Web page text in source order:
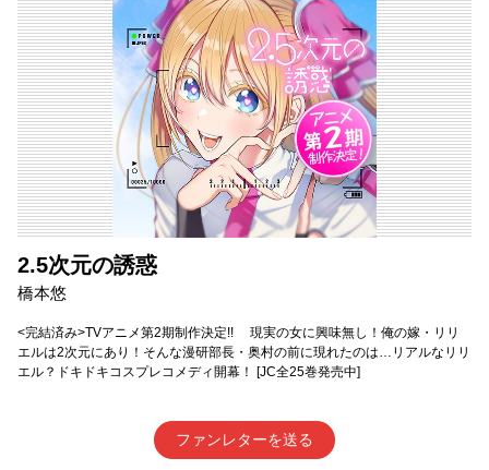
2.5次元の誘惑
橋本悠
<完結済み>TVアニメ第2期制作決定!! 現実の女に興味無し！俺の嫁・リリ
エルは2次元にあり！そんな漫研部長・奥村の前に現れたのは…リアルなリリ
エル？ドキドキコスプレコメディ開幕！ [JC全25巻発売中]
ファンレターを送る